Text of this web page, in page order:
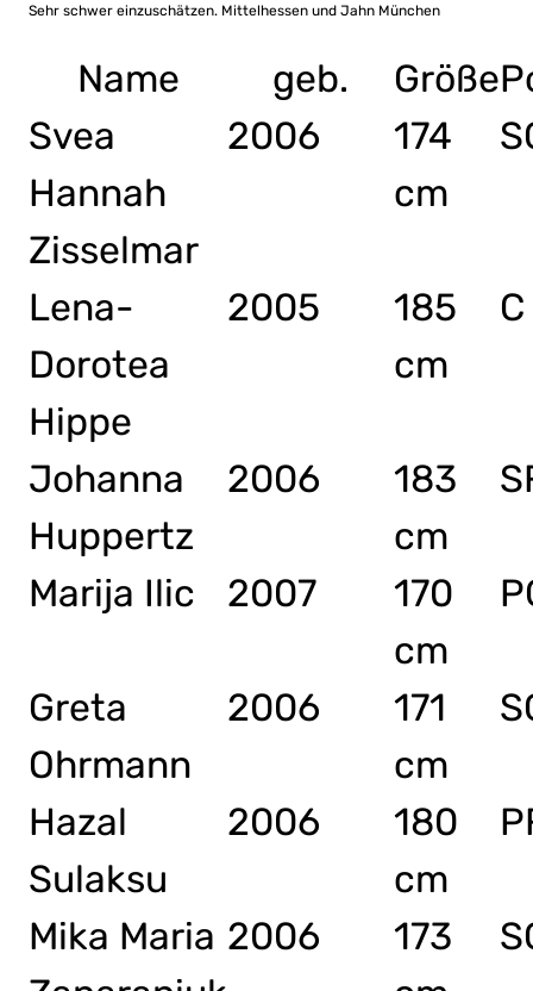
Sehr schwer einzuschätzen. Mittelhessen und Jahn München
Name geb. Größe
Svea
Hannah
Zisselmar
2006
174
cm
Lena-
Dorotea
Hippe
2005
185
cm
C
Johanna
Huppertz
2006
183
cm
Marija Ilic 2007
170
cm
Greta
Ohrmann
2006
171
cm
Hazal
Sulaksu
2006
180
cm
Mika Maria 2006
173